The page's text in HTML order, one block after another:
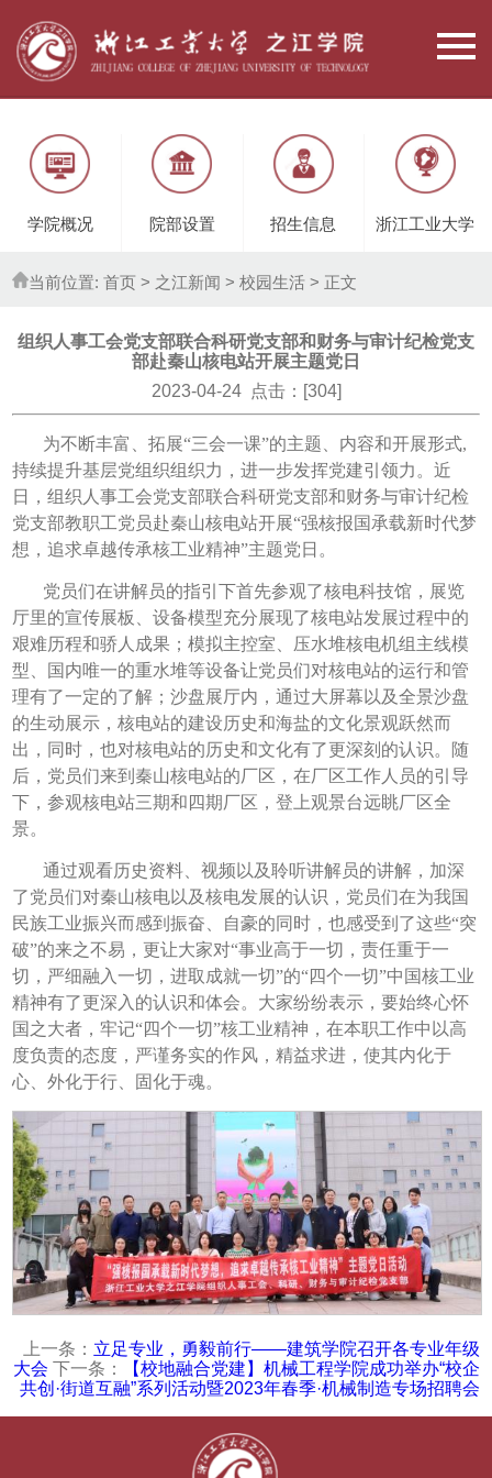
学院概况 院部设置 招生信息 浙江工业大学
当前位置:首页 > 之江新闻 >校园生活 > 正文
组织人事工会党支部联合科研党支部和财务与审计纪检党支
部赴秦山核电站开展主题党日
2023-04-24 点击：[ 304]
为不断丰富、拓展“三会一课”的主题、内容和开展形式,
持续提升基层党组织组织力，进一步发挥党建引领力。近
日，组织人事工会党支部联合科研党支部和财务与审计纪检
党支部教职工党员赴秦山核电站开展“强核报国承载新时代梦
想，追求卓越传承核工业精神”主题党日。
党员们在讲解员的指引下首先参观了核电科技馆，展览
厅里的宣传展板、设备模型充分展现了核电站发展过程中的
艰难历程和骄人成果；模拟主控室、压水堆核电机组主线模
型、国内唯一的重水堆等设备让党员们对核电站的运行和管
理有了一定的了解；沙盘展厅内，通过大屏幕以及全景沙盘
的生动展示，核电站的建设历史和海盐的文化景观跃然而
出，同时，也对核电站的历史和文化有了更深刻的认识。随
后，党员们来到秦山核电站的厂区，在厂区工作人员的引导
下，参观核电站三期和四期厂区，登上观景台远眺厂区全
景。
通过观看历史资料、视频以及聆听讲解员的讲解，加深
了党员们对秦山核电以及核电发展的认识，党员们在为我国
民族工业振兴而感到振奋、自豪的同时，也感受到了这些“突
破”的来之不易，更让大家对“事业高于一切，责任重于一
切，严细融入一切，进取成就一切”的“四个一切”中国核工业
精神有了更深入的认识和体会。大家纷纷表示，要始终心怀
国之大者，牢记“四个一切”核工业精神，在本职工作中以高
度负责的态度，严谨务实的作风，精益求进，使其内化于
心、外化于行、固化于魂。
上一条： 立足专业，勇毅前行——建筑学院召开各专业年级
大会 下一条：
【校地融合党建】机械工程学院成功举办“校企
共创·街道互融”系列活动暨2023年春季·机械制造专场招聘会